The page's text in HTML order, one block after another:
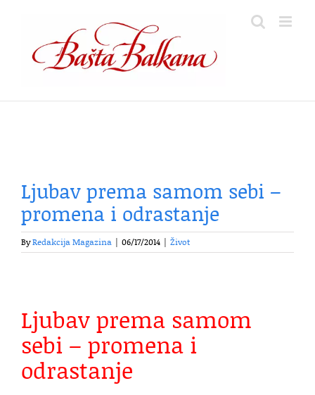
content
Ljubav prema samom sebi –
promena i odrastanje
ByRedakcija Magazina 06/17/2014 Život
Ljubav prema samom
sebi – promena i
odrastanje